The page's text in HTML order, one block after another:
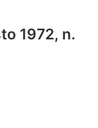
1972, n.